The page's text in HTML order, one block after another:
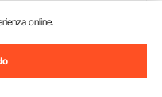
non appena Gio.
13
Aggiungi al carrello
online.